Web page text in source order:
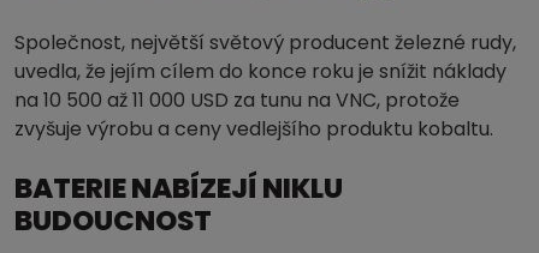
Společnost, největší světový producent železné rudy,
uvedla, že jejím cílem do konce roku je snížit náklady
na 10 500 až 11 000 USD za tunu na VNC, protože
zvyšuje výrobu a ceny vedlejšího produktu kobaltu.
BATERIE NABÍZEJÍ NIKLU
BUDOUCNOST